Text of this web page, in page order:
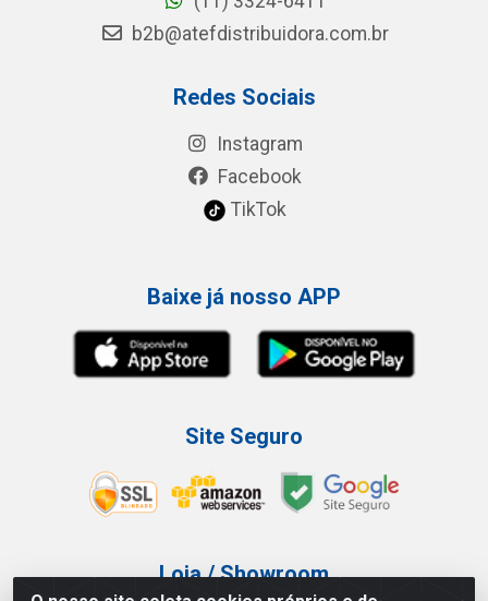
b2b@atefdistribuidora.com.br
Redes Sociais
Instagram
Facebook
TikTok
Baixe já nosso APP
Site Seguro
Loja / Showroom